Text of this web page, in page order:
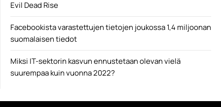
Evil Dead Rise
Facebookista varastettujen tietojen joukossa 1,4 miljoonan
suomalaisen tiedot
Miksi IT-sektorin kasvun ennustetaan olevan vielä
suurempaa kuin vuonna 2022?